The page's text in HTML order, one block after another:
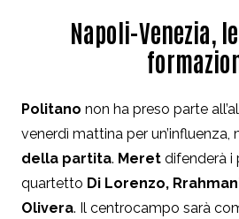
Napoli-Venezia,
Politano non ha preso parte
venerdì mattina per un’influenza,
della partita. Meret difenderà i
quartetto Di Lorenzo,
Olivera. Il centrocampo sarà